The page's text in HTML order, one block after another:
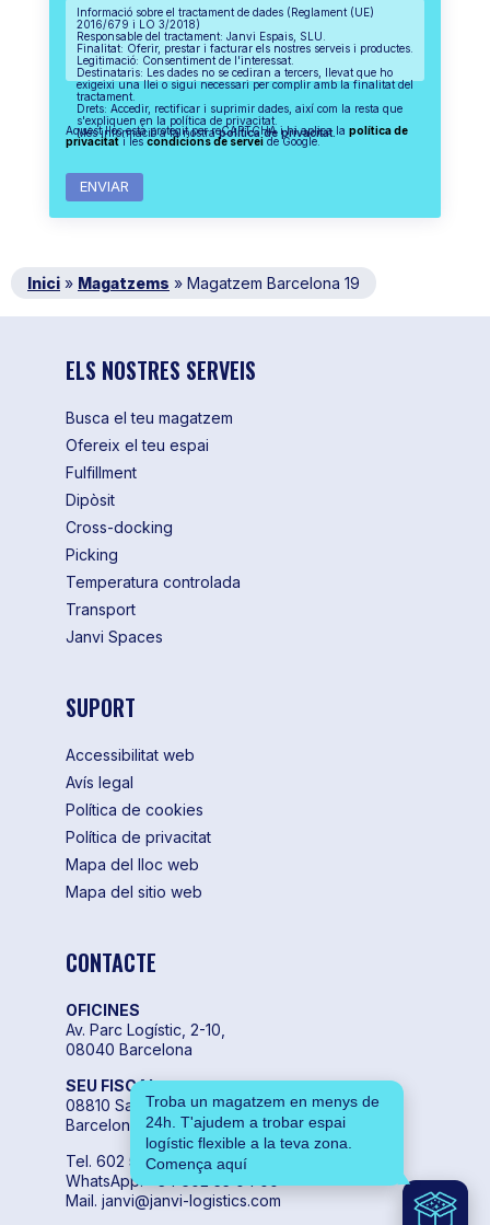
Informació sobre el tractament de dades (Reglament (UE)
2016/679 i LO 3/2018)
Responsable del tractament: Janvi Espais, SLU.
Finalitat: Oferir, prestar i facturar els nostres serveis i productes.
Legitimació: Consentiment de l'interessat.
Destinataris: Les dades no se cediran a tercers, llevat que ho
exigeixi una llei o sigui necessari per complir amb la finalitat del
tractament.
Drets: Accedir, rectificar i suprimir dades, així com la resta que
s'expliquen en la política de privacitat.
Més informació a la nostrapolítica de privacitat.
Aquest lloc està protegit per reCAPTCHA i hi aplica la política de
privacitati lescondicions de serveide Google.
Inici » Magatzems » Magatzem Barcelona 19
ELS NOSTRES SERVEIS
Busca el teu magatzem
Ofereix el teu espai
Fulfillment
Dipòsit
Cross-docking
Picking
Temperatura controlada
Transport
Janvi Spaces
SUPORT
Accessibilitat web
Avís legal
Política de cookies
Política de privacitat
Mapa del lloc web
Mapa del sitio web
CONTACTE
OFICINES
Av. Parc Logístic, 2-10,
08040 Barcelona
SEU FISCAL
08810 Sant Pere de Ribes,
Barcelona
Tel. 602 55 04 00
WhatsApp. +34 602 55 04 00
Mail. janvi@janvi-logistics.com
Troba un magatzem en menys de
24h. T'ajudem a trobar espai
logístic flexible a la teva zona.
Comença aquí